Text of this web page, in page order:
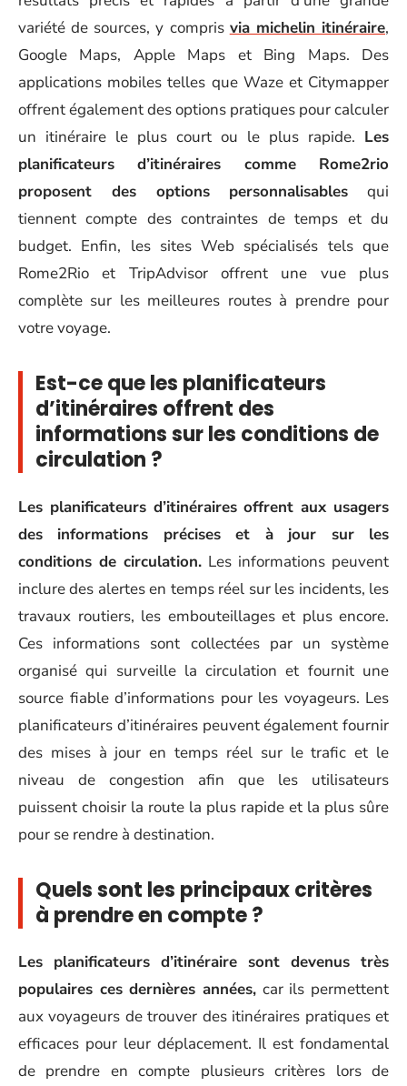
variété de sources, y compris via michelin itinéraire,
Google Maps, Apple Maps et Bing Maps. Des
applications mobiles telles que Waze et Citymapper
offrent également des options pratiques pour calculer
un itinéraire le plus court ou le plus rapide. Les
planificateurs d’itinéraires comme Rome2rio
proposent des options personnalisables qui
tiennent compte des contraintes de temps et du
budget. Enfin, les sites Web spécialisés tels que
Rome2Rio et TripAdvisor offrent une vue plus
complète sur les meilleures routes à prendre pour
votre voyage.
Est-ce que les planificateurs
d’itinéraires offrent des
informations sur les conditions de
circulation ?
Les planificateurs d’itinéraires offrent aux usagers
des informations précises et à jour sur les
conditions de circulation. Les informations peuvent
inclure des alertes en temps réel sur les incidents, les
travaux routiers, les embouteillages et plus encore.
Ces informations sont collectées par un système
organisé qui surveille la circulation et fournit une
source fiable d’informations pour les voyageurs. Les
planificateurs d’itinéraires peuvent également fournir
des mises à jour en temps réel sur le trafic et le
niveau de congestion afin que les utilisateurs
puissent choisir la route la plus rapide et la plus sûre
pour se rendre à destination.
Quels sont les principaux critères
à prendre en compte ?
Les planificateurs d’itinéraire sont devenus très
populaires ces dernières années, car ils permettent
aux voyageurs de trouver des itinéraires pratiques et
efficaces pour leur déplacement. Il est fondamental
de prendre en compte plusieurs critères lors de